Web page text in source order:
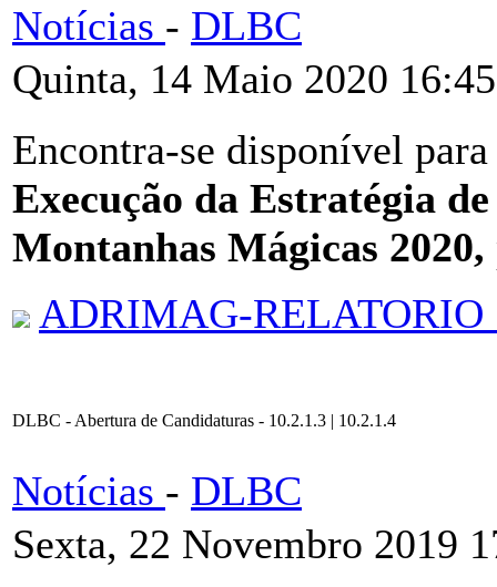
Notícias - DLBC
Quinta, 14 Maio 2020 16:45
Encontra-se disponível
Execução da Estratégia
Montanhas Mágicas 2020,
ADRIMAG-
DLBC - Abertura de Candidaturas - 10.2.1.3 | 10.2.1.4
Notícias - DLBC
Sexta, 22 Novembro 2019